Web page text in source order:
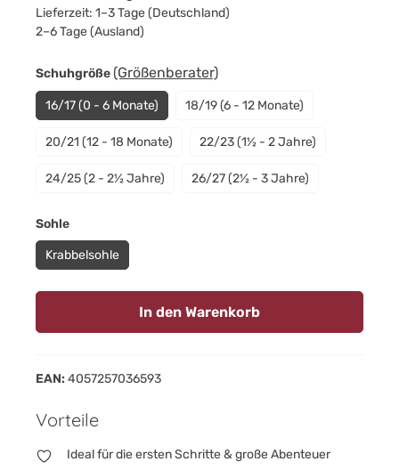
Lieferzeit: 1–3 Tage (Deutschland)
2–6 Tage (Ausland)
Schuhgrößeauswählen
(Größenberater)
16/17 (0 - 6 Monate) 18/19 (6 - 12 Monate)
20/21 (12 - 18 Monate) 22/23 (1½ - 2 Jahre)
24/25 (2 - 2½ Jahre) 26/27 (2½ - 3 Jahre)
Sohleauswählen
Krabbelsohle
In den Warenkorb
EAN: 4057257036593
Vorteile
Ideal für die ersten Schritte & große Abenteuer